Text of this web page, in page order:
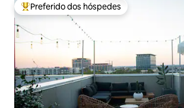
Entre os melhores preferidos dos hóspedes
Preferido dos hóspedes